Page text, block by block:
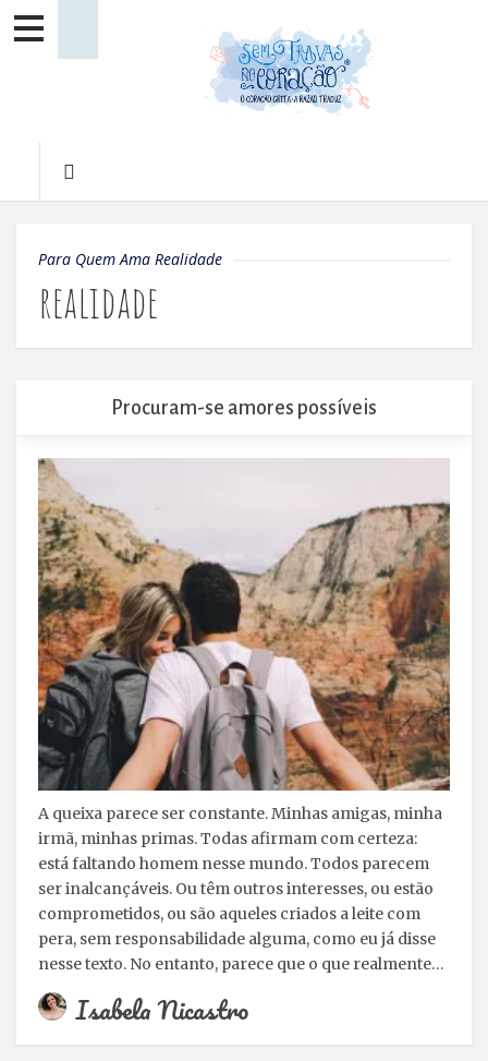
Para Quem Ama Realidade
realidade
Procuram-se amores possíveis
A queixa parece ser constante. Minhas amigas, minha
irmã, minhas primas. Todas afirmam com certeza:
está faltando homem nesse mundo. Todos parecem
ser inalcançáveis. Ou têm outros interesses, ou estão
comprometidos, ou são aqueles criados a leite com
pera, sem responsabilidade alguma, como eu já disse
nesse texto. No entanto, parece que o que realmente…
Isabela Nicastro